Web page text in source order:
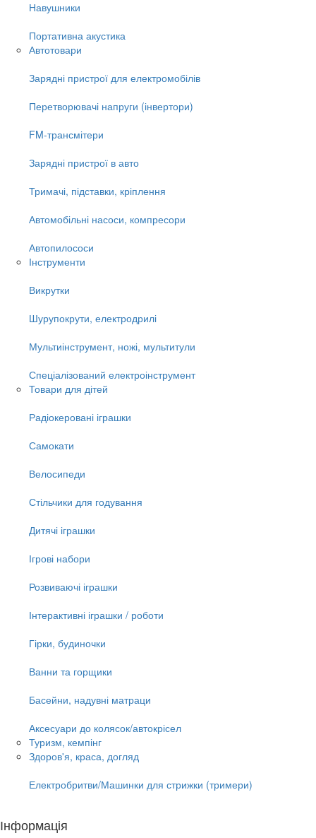
Навушники
Портативна акустика
Автотовари
Зарядні пристрої для електромобілів
Перетворювачі напруги (інвертори)
FM-трансмітери
Зарядні пристрої в авто
Тримачі, підставки, кріплення
Автомобільні насоси, компресори
Автопилососи
Інструменти
Викрутки
Шурупокрути, електродрилі
Мультиінструмент, ножі, мультитули
Спеціалізований електроінструмент
Товари для дітей
Радіокеровані іграшки
Самокати
Велосипеди
Стільчики для годування
Дитячі іграшки
Ігрові набори
Розвиваючі іграшки
Інтерактивні іграшки / роботи
Гірки, будиночки
Ванни та горщики
Басейни, надувні матраци
Аксесуари до колясок/автокрісел
Туризм, кемпінг
Здоров'я, краса, догляд
Електробритви/Машинки для стрижки (тримери)
Інформація